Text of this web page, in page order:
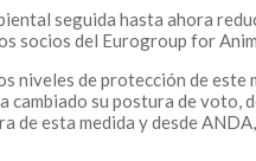
seguida hasta ahora
socios del Eurogroup for
de protección de este
su postura de
esta medida y desde